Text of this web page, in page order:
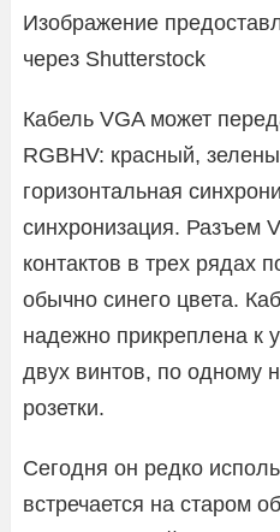
Изображение
через Shutterstock
Кабель VGA может
RGBHV: красный,
горизонтальная
синхронизация. Разъем
контактов в трех рядах
обычно синего цвета.
надежно прикреплена к
двух винтов, по одному
розетки.
Сегодня он редко
встречается на старом